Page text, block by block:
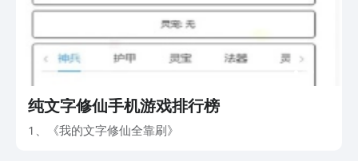
纯文字修仙手机游戏排行榜
1、《我的文字修仙全靠刷》